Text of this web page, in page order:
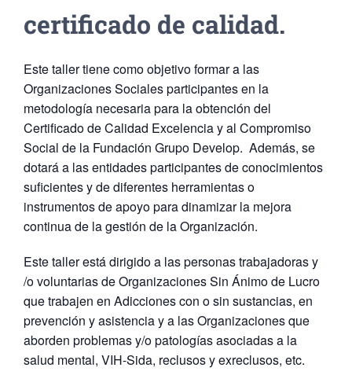
certificado de calidad.
Este taller tiene como objetivo formar a las
Organizaciones Sociales participantes en la
metodología necesaria para la obtención del
Certificado de Calidad Excelencia y al Compromiso
Social de la Fundación Grupo Develop. Además, se
dotará a las entidades participantes de conocimientos
suficientes y de diferentes herramientas o
instrumentos de apoyo para dinamizar la mejora
continua de la gestión de la Organización.
Este taller está dirigido a las personas trabajadoras y
/o voluntarias de Organizaciones Sin Ánimo de Lucro
que trabajen en Adicciones con o sin sustancias, en
prevención y asistencia y a las Organizaciones que
aborden problemas y/o patologías asociadas a la
salud mental, VIH-Sida, reclusos y exreclusos, etc.